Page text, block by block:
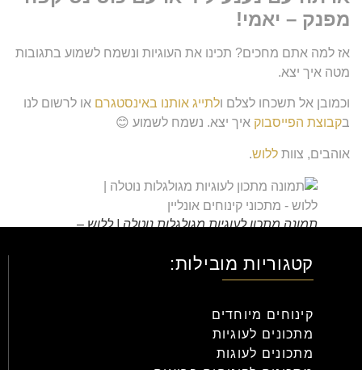
מפנק – יאמי!
אז למה אתם מחכים? תכינו את העוגיות ונשמח לשמוע בתגובות
מטה איך יצא.
וכמובן אל תשכחו לצלם ולתייג אותנו באינסטגרם או לרשום לנו
בקבוצת הפייסבוק איך יצא. נשמח לשמוע 😊
אוהבים, צוות ללוש.
תמונה מתכון לעוגיות מגולגלות נוטלה | ללוש –
קטגוריות מובילות:
קינוחים מיוחדים
מתכונים לעוגיות
מתכונים לעוגות